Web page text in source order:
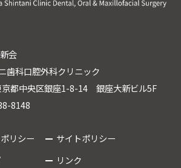
会
歯科口腔外科クリニック
都中央区銀座1-8-14 銀座大新ビル5F
8148
リシー
サイトポリシー
リンク